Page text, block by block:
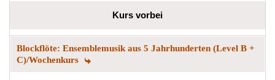
Kurs vorbei
Blockflöte: Ensemblemusik aus 5 Jahrhunderten (Level B +
C)/Wochenkurs